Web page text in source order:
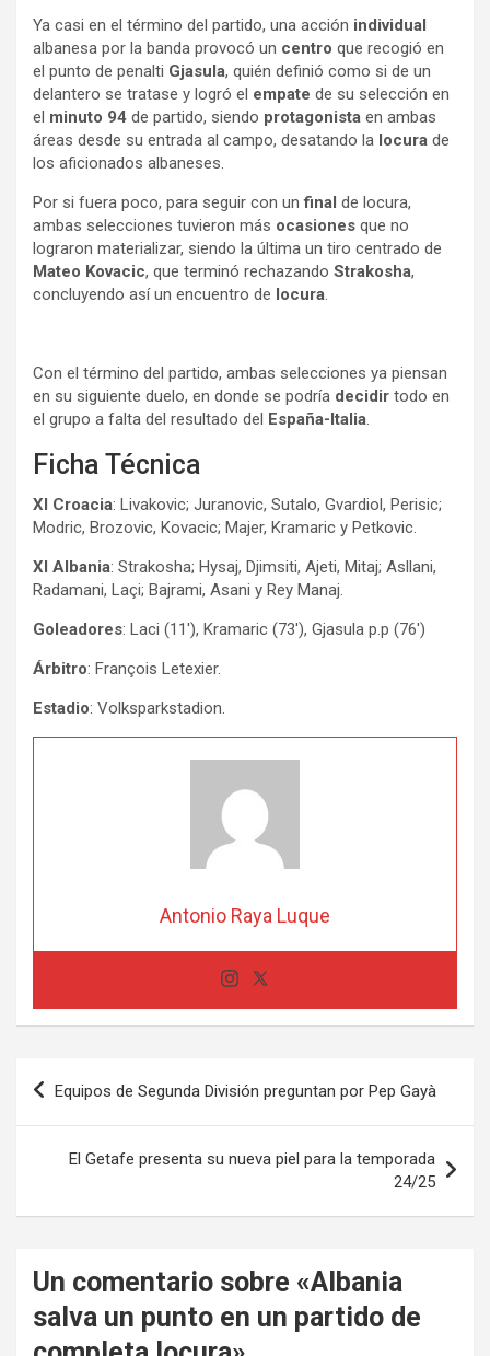
Ya casi en el término del partido, una acción individual
albanesa por la banda provocó un centro que recogió en
el punto de penalti Gjasula, quién definió como si de un
delantero se tratase y logró el empate de su selección en
el minuto 94 de partido, siendo protagonista en ambas
áreas desde su entrada al campo, desatando la locura de
los aficionados albaneses.
Por si fuera poco, para seguir con unfinal de locura,
ambas selecciones tuvieron más ocasiones que no
lograron materializar, siendo la última un tiro centrado de
Mateo Kovacic, que terminó rechazando Strakosha,
concluyendo así un encuentro de locura.
Con el término del partido, ambas selecciones ya piensan
en su siguiente duelo, en donde se podría decidir todo en
el grupo a falta del resultado del España-Italia.
Ficha Técnica
XI Croacia: Livakovic; Juranovic, Sutalo, Gvardiol, Perisic;
Modric, Brozovic, Kovacic; Majer, Kramaric y Petkovic.
XI Albania: Strakosha; Hysaj, Djimsiti, Ajeti, Mitaj; Asllani,
Radamani, Laçi; Bajrami, Asani y Rey Manaj.
Goleadores: Laci (11′), Kramaric (73′), Gjasula p.p (76′)
Árbitro: François Letexier.
Estadio: Volksparkstadion.
Antonio Raya Luque
Navegación
Equipos de Segunda División preguntan por Pep Gayà
El Getafe presenta su nueva piel para la temporada
24/25
Un comentario sobre «Albania
salva un punto en un partido de